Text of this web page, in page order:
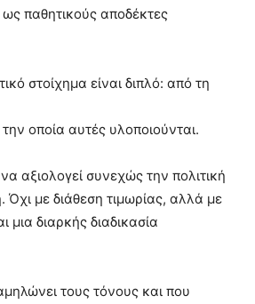
ως παθητικούς αποδέκτες
στοίχημα είναι διπλό: από τη
οποία αυτές υλοποιούνται.
αξιολογεί συνεχώς την πολιτική
με διάθεση τιμωρίας, αλλά με
μια διαρκής διαδικασία
τους τόνους και που